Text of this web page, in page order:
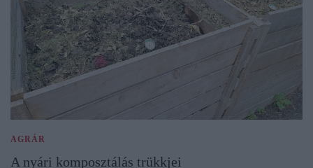
AGRÁR
A nyári komposztálás trükkjei